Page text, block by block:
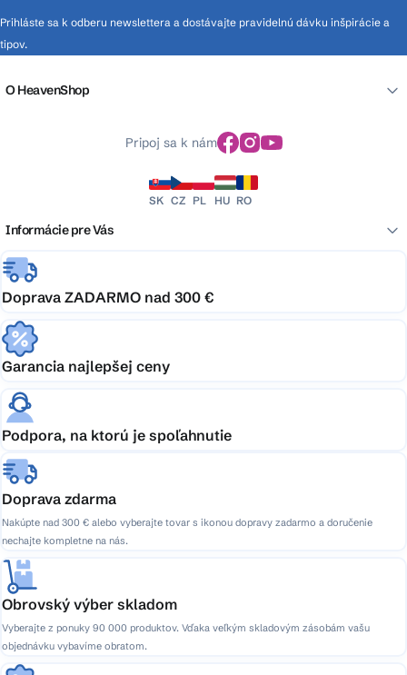
Prihláste sa k odberu newslettera a dostávajte pravidelnú dávku inšpirácie a
tipov.
O HeavenShop
Pripoj sa k nám
SK CZ PL HU RO
Informácie pre Vás
Doprava ZADARMO nad 300 €
Garancia najlepšej ceny
Podpora, na ktorú je spoľahnutie
Doprava zdarma
Nakúpte nad 300 € alebo vyberajte tovar s ikonou dopravy zadarmo a doručenie
nechajte kompletne na nás.
Obrovský výber skladom
Vyberajte z ponuky 90 000 produktov. Vďaka veľkým skladovým zásobám vašu
objednávku vybavíme obratom.